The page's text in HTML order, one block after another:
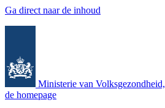
Ga direct naar de inhoud
Ministerie van
de homepage